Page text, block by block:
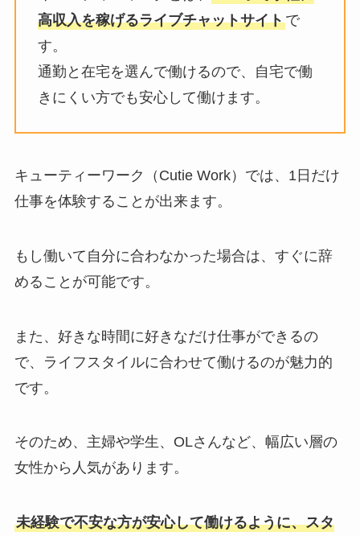
高収入を稼げるライブチャットサイトで
す。
通勤と在宅を選んで働けるので、自宅で働
きにくい方でも安心して働けます。
キューティーワーク（Cutie Work）では、1日だけ
仕事を体験することが出来ます。
もし働いて自分に合わなかった場合は、すぐに辞
めることが可能です。
また、好きな時間に好きなだけ仕事ができるの
で、ライフスタイルに合わせて働けるのが魅力的
です。
そのため、主婦や学生、OLさんなど、幅広い層の
女性から人気があります。
未経験で不安な方が安心して働けるように、スタ